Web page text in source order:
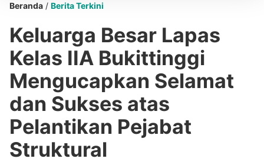
Beranda / Berita Terkini
Keluarga Besar Lapas
Kelas IIA Bukittinggi
Mengucapkan Selamat
dan Sukses atas
Pelantikan Pejabat
Struktural